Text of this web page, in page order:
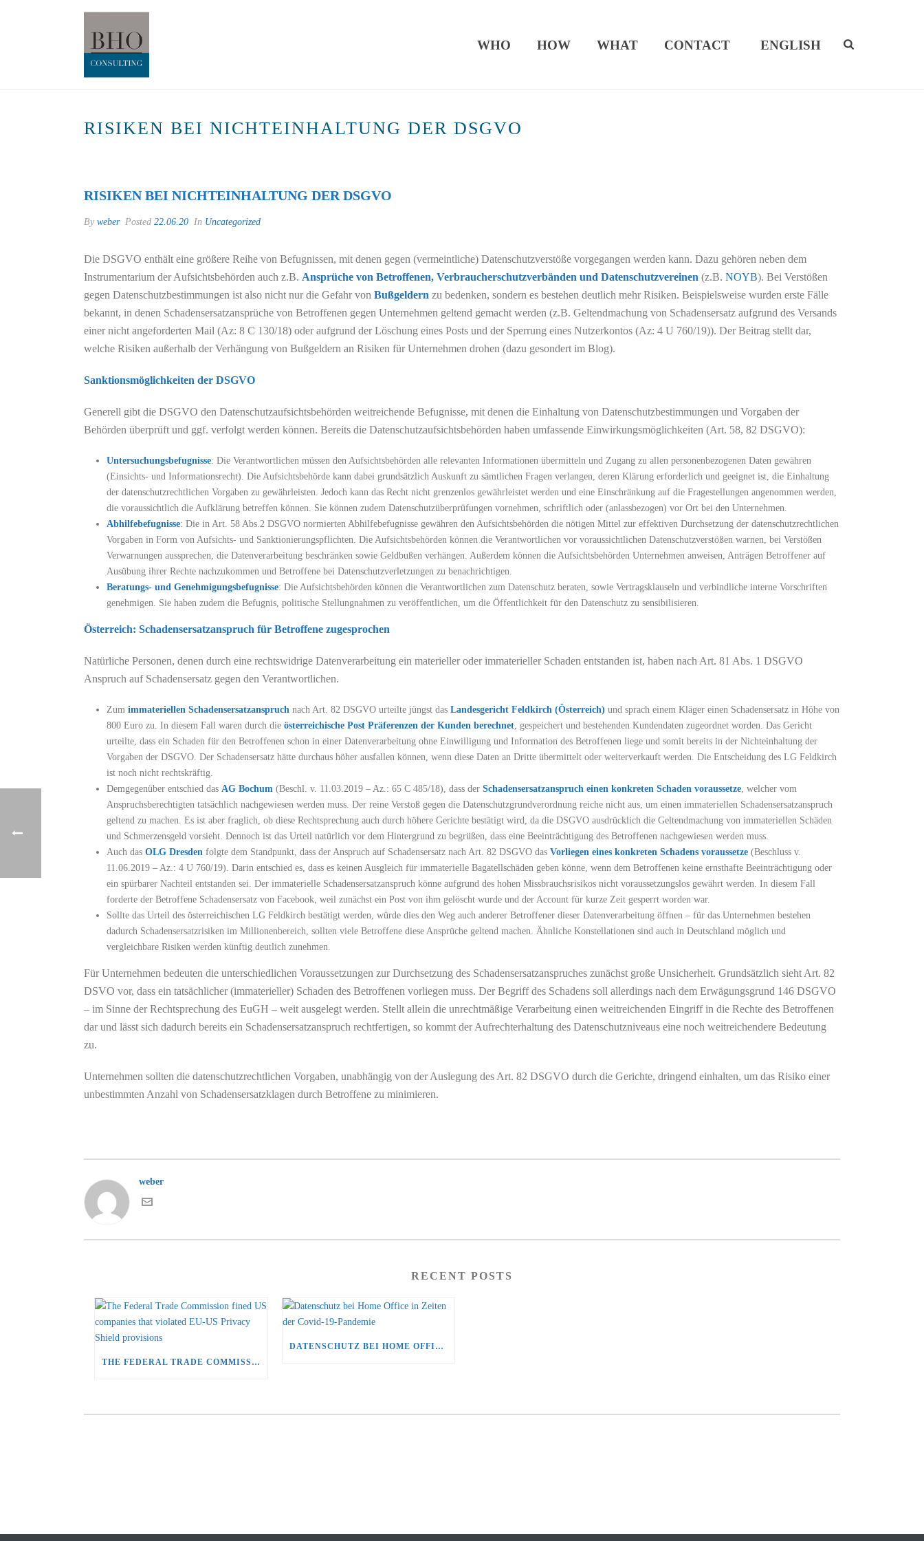
WHO HOW WHAT CONTACT ENGLISH
RISIKEN BEI NICHTEINHALTUNG DER DSGVO
RISIKEN BEI NICHTEINHALTUNG DER DSGVO
By weber Posted 22.06.20 In Uncategorized
Die DSGVO enthält eine größere Reihe von Befugnissen, mit denen gegen (vermeintliche) Datenschutzverstöße vorgegangen werden kann. Dazu gehören neben dem
Instrumentarium der Aufsichtsbehörden auch z.B. Ansprüche von Betroffenen, Verbraucherschutzverbänden und Datenschutzvereinen (z.B. NOYB). Bei Verstößen
gegen Datenschutzbestimmungen ist also nicht nur die Gefahr von Bußgeldern zu bedenken, sondern es bestehen deutlich mehr Risiken. Beispielsweise wurden erste Fälle
bekannt, in denen Schadensersatzansprüche von Betroffenen gegen Unternehmen geltend gemacht werden (z.B. Geltendmachung von Schadensersatz aufgrund des Versands
einer nicht angeforderten Mail (Az: 8 C 130/18) oder aufgrund der Löschung eines Posts und der Sperrung eines Nutzerkontos (Az: 4 U 760/19)). Der Beitrag stellt dar,
welche Risiken außerhalb der Verhängung von Bußgeldern an Risiken für Unternehmen drohen (dazu gesondert im Blog).
Sanktionsmöglichkeiten der DSGVO
Generell gibt die DSGVO den Datenschutzaufsichtsbehörden weitreichende Befugnisse, mit denen die Einhaltung von Datenschutzbestimmungen und Vorgaben der
Behörden überprüft und ggf. verfolgt werden können. Bereits die Datenschutzaufsichtsbehörden haben umfassende Einwirkungsmöglichkeiten (Art. 58, 82 DSGVO):
Untersuchungsbefugnisse: Die Verantwortlichen müssen den Aufsichtsbehörden alle relevanten Informationen übermitteln und Zugang zu allen personenbezogenen Daten gewähren
(Einsichts- und Informationsrecht). Die Aufsichtsbehörde kann dabei grundsätzlich Auskunft zu sämtlichen Fragen verlangen, deren Klärung erforderlich und geeignet ist, die Einhaltung
der datenschutzrechtlichen Vorgaben zu gewährleisten. Jedoch kann das Recht nicht grenzenlos gewährleistet werden und eine Einschränkung auf die Fragestellungen angenommen werden,
die voraussichtlich die Aufklärung betreffen können. Sie können zudem Datenschutzüberprüfungen vornehmen, schriftlich oder (anlassbezogen) vor Ort bei den Unternehmen.
Abhilfebefugnisse: Die in Art. 58 Abs.2 DSGVO normierten Abhilfebefugnisse gewähren den Aufsichtsbehörden die nötigen Mittel zur effektiven Durchsetzung der datenschutzrechtlichen
Vorgaben in Form von Aufsichts- und Sanktionierungspflichten. Die Aufsichtsbehörden können die Verantwortlichen vor voraussichtlichen Datenschutzverstößen warnen, bei Verstößen
Verwarnungen aussprechen, die Datenverarbeitung beschränken sowie Geldbußen verhängen. Außerdem können die Aufsichtsbehörden Unternehmen anweisen, Anträgen Betroffener auf
Ausübung ihrer Rechte nachzukommen und Betroffene bei Datenschutzverletzungen zu benachrichtigen.
Beratungs- und Genehmigungsbefugnisse: Die Aufsichtsbehörden können die Verantwortlichen zum Datenschutz beraten, sowie Vertragsklauseln und verbindliche interne Vorschriften
genehmigen. Sie haben zudem die Befugnis, politische Stellungnahmen zu veröffentlichen, um die Öffentlichkeit für den Datenschutz zu sensibilisieren.
Österreich: Schadensersatzanspruch für Betroffene zugesprochen
Natürliche Personen, denen durch eine rechtswidrige Datenverarbeitung ein materieller oder immaterieller Schaden entstanden ist, haben nach Art. 81 Abs. 1 DSGVO
Anspruch auf Schadensersatz gegen den Verantwortlichen.
Zum immateriellen Schadensersatzanspruchnach Art. 82 DSGVO urteilte jüngst das Landesgericht Feldkirch (Österreich) und sprach einem Kläger einen Schadensersatz in Höhe von
800 Euro zu. In diesem Fall waren durch die österreichische Post Präferenzen der Kunden berechnet, gespeichert und bestehenden Kundendaten zugeordnet worden. Das Gericht
urteilte, dass ein Schaden für den Betroffenen schon in einer Datenverarbeitung ohne Einwilligung und Information des Betroffenen liege und somit bereits in der Nichteinhaltung der
Vorgaben der DSGVO. Der Schadensersatz hätte durchaus höher ausfallen können, wenn diese Daten an Dritte übermittelt oder weiterverkauft werden. Die Entscheidung des LG Feldkirch
ist noch nicht rechtskräftig.
Demgegenüber entschied das AG Bochum(Beschl. v. 11.03.2019 – Az.: 65 C 485/18), dass der Schadensersatzanspruch einen konkreten Schaden voraussetze, welcher vom
Anspruchsberechtigten tatsächlich nachgewiesen werden muss. Der reine Verstoß gegen die Datenschutzgrundverordnung reiche nicht aus, um einen immateriellen Schadensersatzanspruch
geltend zu machen. Es ist aber fraglich, ob diese Rechtsprechung auch durch höhere Gerichte bestätigt wird, da die DSGVO ausdrücklich die Geltendmachung von immateriellen Schäden
und Schmerzensgeld vorsieht. Dennoch ist das Urteil natürlich vor dem Hintergrund zu begrüßen, dass eine Beeinträchtigung des Betroffenen nachgewiesen werden muss.
Auch das OLG Dresdenfolgte dem Standpunkt, dass der Anspruch auf Schadensersatz nach Art. 82 DSGVO das Vorliegen eines konkreten Schadens voraussetze(Beschluss v.
11.06.2019 – Az.: 4 U 760/19). Darin entschied es, dass es keinen Ausgleich für immaterielle Bagatellschäden geben könne, wenn dem Betroffenen keine ernsthafte Beeinträchtigung oder
ein spürbarer Nachteil entstanden sei. Der immaterielle Schadensersatzanspruch könne aufgrund des hohen Missbrauchsrisikos nicht voraussetzungslos gewährt werden. In diesem Fall
forderte der Betroffene Schadensersatz von Facebook, weil zunächst ein Post von ihm gelöscht wurde und der Account für kurze Zeit gesperrt worden war.
Sollte das Urteil des österreichischen LG Feldkirch bestätigt werden, würde dies den Weg auch anderer Betroffener dieser Datenverarbeitung öffnen – für das Unternehmen bestehen
dadurch Schadensersatzrisiken im Millionenbereich, sollten viele Betroffene diese Ansprüche geltend machen. Ähnliche Konstellationen sind auch in Deutschland möglich und
vergleichbare Risiken werden künftig deutlich zunehmen.
Für Unternehmen bedeuten die unterschiedlichen Voraussetzungen zur Durchsetzung des Schadensersatzanspruches zunächst große Unsicherheit. Grundsätzlich sieht Art. 82
DSVO vor, dass ein tatsächlicher (immaterieller) Schaden des Betroffenen vorliegen muss. Der Begriff des Schadens soll allerdings nach dem Erwägungsgrund 146 DSGVO
– im Sinne der Rechtsprechung des EuGH – weit ausgelegt werden. Stellt allein die unrechtmäßige Verarbeitung einen weitreichenden Eingriff in die Rechte des Betroffenen
dar und lässt sich dadurch bereits ein Schadensersatzanspruch rechtfertigen, so kommt der Aufrechterhaltung des Datenschutzniveaus eine noch weitreichendere Bedeutung
zu.
Unternehmen sollten die datenschutzrechtlichen Vorgaben, unabhängig von der Auslegung des Art. 82 DSGVO durch die Gerichte, dringend einhalten, um das Risiko einer
unbestimmten Anzahl von Schadensersatzklagen durch Betroffene zu minimieren.
weber
RECENT POSTS
THE FEDERAL TRADE COMMISSION FINED US COMPANIES THAT VIOLATED EU-US PRIVACY SHIELD PROVISIONS
DATENSCHUTZ BEI HOME OFFICE IN ZEITEN DER COVID-19-PANDEMIE